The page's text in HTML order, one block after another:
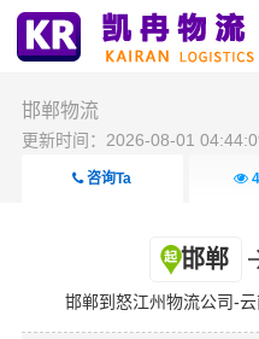
邯郸物流
更新时间：2026-08-01
咨询Ta
邯郸
邯郸到怒江州物流公司-云